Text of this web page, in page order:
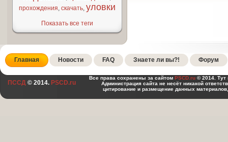
прохождения, скачать, уловки
Показать все теги
Главная Новости FAQ Знаете ли вы?! Форум
ПССД © 2014. PSCD.ru
Все права сохранены за сайтом PSCD.ru © 2014. Тут
Администрация сайта не несёт никакой
цитирование и размещение данных